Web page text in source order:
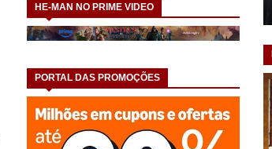
HE-MAN NO PRIME VIDEO
PORTAL DAS PROMOÇÕES